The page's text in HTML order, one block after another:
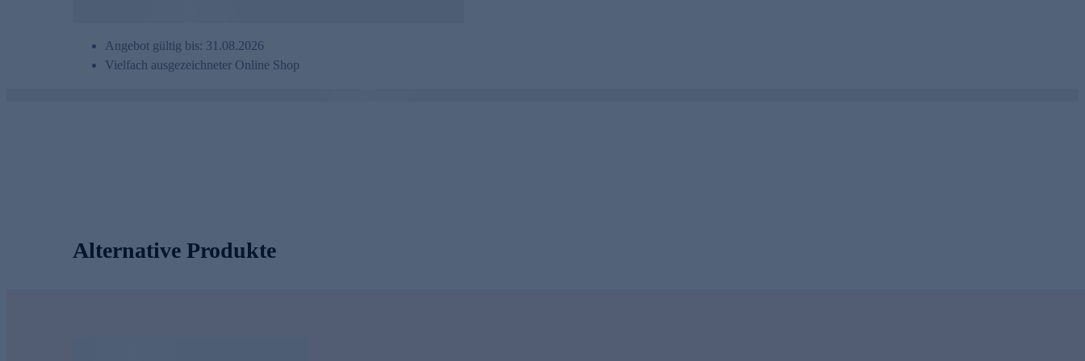
Angebot gültig bis: 31.08.2026
Vielfach ausgezeichneter Online Shop
Alternative Produkte